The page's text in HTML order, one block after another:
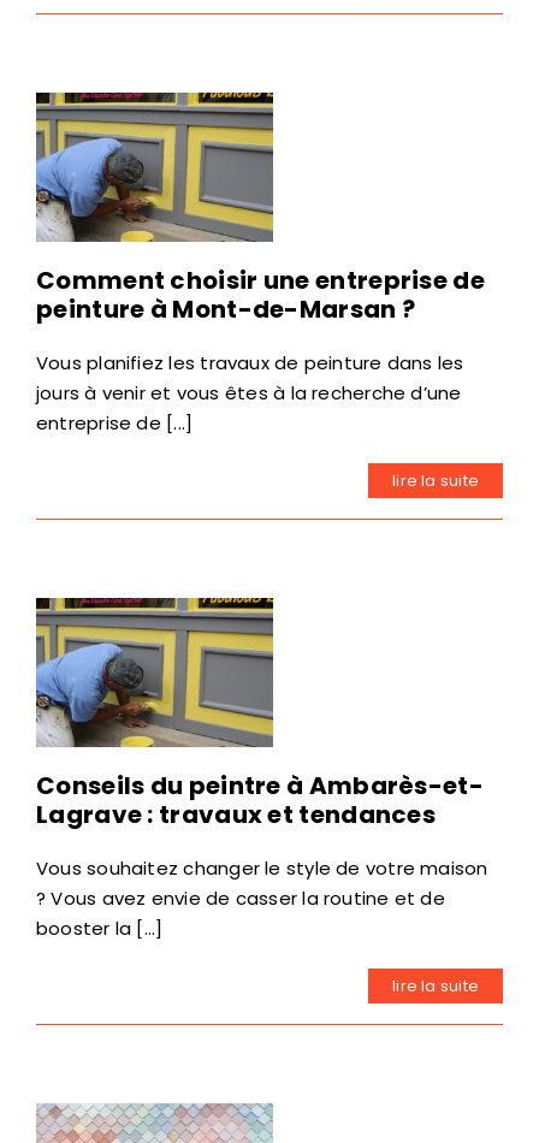
Comment choisir une entreprise de
peinture à Mont-de-Marsan ?
Vous planifiez les travaux de peinture dans les
jours à venir et vous êtes à la recherche d’une
entreprise de [...]
lire la suite
Conseils du peintre à Ambarès-et-
Lagrave : travaux et tendances
Vous souhaitez changer le style de votre maison
? Vous avez envie de casser la routine et de
booster la [...]
lire la suite